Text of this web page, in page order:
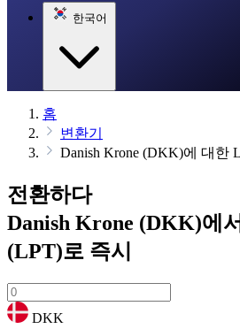
한국어
홈
변환기
Danish Krone (DKK)에 대한
전환하다
Danish Krone (DKK)에
(LPT)로 즉시
DKK